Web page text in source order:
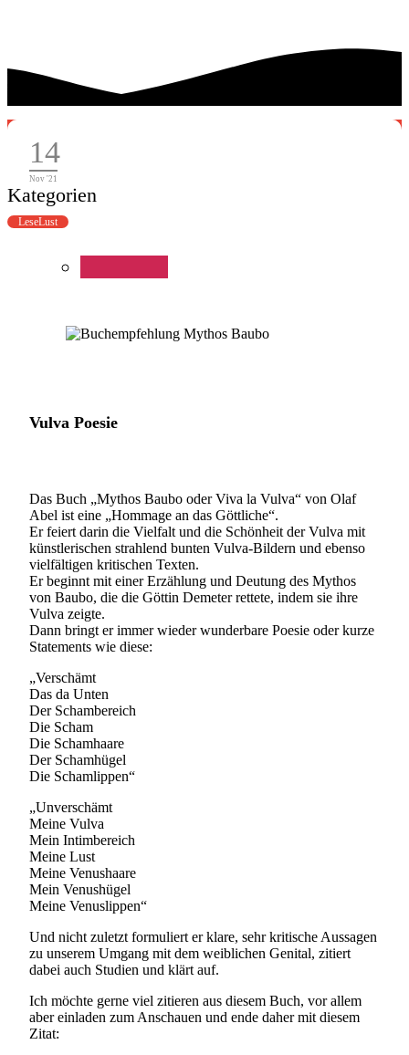
14
Nov '21
Kategorien
LeseLust
Vulva Poesie
Das Buch „Mythos Baubo oder Viva la Vulva“ von Olaf
Abel ist eine „Hommage an das Göttliche“.
Er feiert darin die Vielfalt und die Schönheit der Vulva mit
künstlerischen strahlend bunten Vulva-Bildern und ebenso
vielfältigen kritischen Texten.
Er beginnt mit einer Erzählung und Deutung des Mythos
von Baubo, die die Göttin Demeter rettete, indem sie ihre
Vulva zeigte.
Dann bringt er immer wieder wunderbare Poesie oder kurze
Statements wie diese:
„Verschämt
Das da Unten
Der Schambereich
Die Scham
Die Schamhaare
Der Schamhügel
Die Schamlippen“
„Unverschämt
Meine Vulva
Mein Intimbereich
Meine Lust
Meine Venushaare
Mein Venushügel
Meine Venuslippen“
Und nicht zuletzt formuliert er klare, sehr kritische Aussagen
zu unserem Umgang mit dem weiblichen Genital, zitiert
dabei auch Studien und klärt auf.
Ich möchte gerne viel zitieren aus diesem Buch, vor allem
aber einladen zum Anschauen und ende daher mit diesem
Zitat: